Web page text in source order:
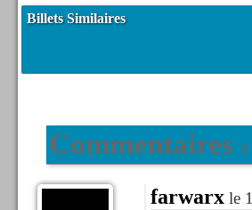
Billets Similaires
Commentaires 6
farwarxle